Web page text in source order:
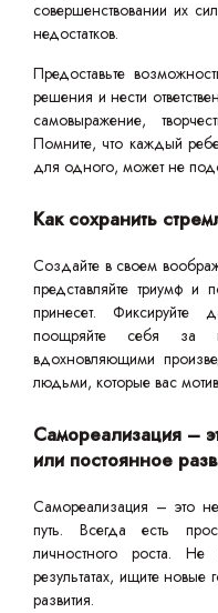
совершенствовании их
недостатков.
Предоставьте
решения и нести
самовыражение,
Помните, что каждый
для одного, может не
Как сохранить
Создайте в своем
представляйте триумф и
принесет. Фиксируйте
поощряйте себя за
вдохновляющими
людьми, которые вас
Самореализация –
или постоянное
Самореализация – это
путь. Всегда есть
личностного роста. Не
результатах, ищите новые
развития.